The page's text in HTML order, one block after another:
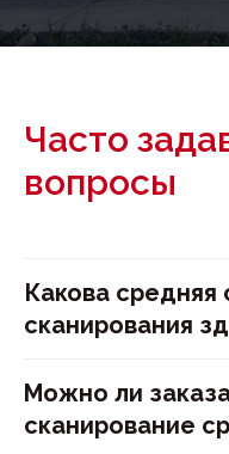
Часто
вопросы
Какова средняя
сканирования
Можно ли
сканирование